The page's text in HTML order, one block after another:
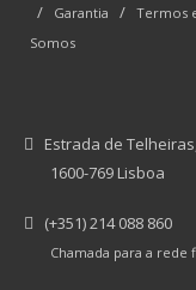
/ Garantia / Termos
Somos
Estrada de
1600-769 Lisboa
(+351) 214 088 860
Chamada para a rede